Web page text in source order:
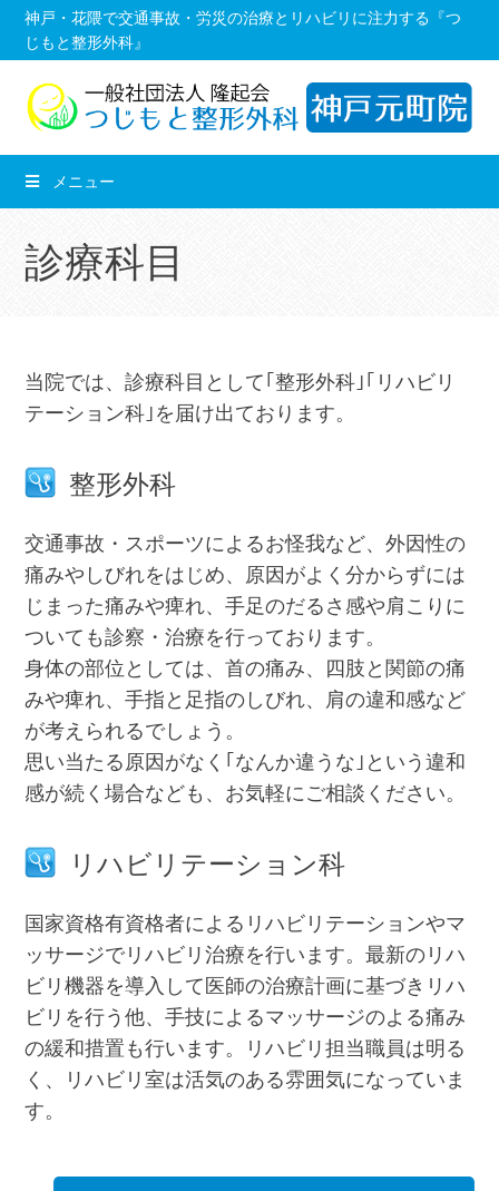
神戸・花隈で交通事故・労災の治療とリハビリに注力する『つ
じもと整形外科』
メニュー
診療科目
当院では、診療科目として｢整形外科｣｢リハビリ
テーション科｣を届け出ております。
整形外科
交通事故・スポーツによるお怪我など、外因性の
痛みやしびれをはじめ、原因がよく分からずには
じまった痛みや痺れ、手足のだるさ感や肩こりに
ついても診察・治療を行っております。
身体の部位としては、首の痛み、四肢と関節の痛
みや痺れ、手指と足指のしびれ、肩の違和感など
が考えられるでしょう。
思い当たる原因がなく｢なんか違うな｣という違和
感が続く場合なども、お気軽にご相談ください。
リハビリテーション科
国家資格有資格者によるリハビリテーションやマ
ッサージでリハビリ治療を行います。最新のリハ
ビリ機器を導入して医師の治療計画に基づきリハ
ビリを行う他、手技によるマッサージのよる痛み
の緩和措置も行います。リハビリ担当職員は明る
く、リハビリ室は活気のある雰囲気になっていま
す。